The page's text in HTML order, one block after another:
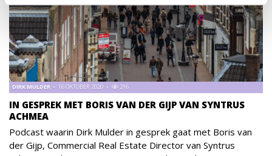
IN GESPREK MET BORIS VAN DER GIJP VAN SYNTRUS
ACHMEA
DIRK MULDER 16 OKTOBER 2020 216
Podcast waarin Dirk Mulder in gesprek gaat met Boris van
der Gijp, ‪Commercial Real Estate Director‬ van Syntrus